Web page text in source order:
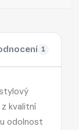
1
kvalitní
odolnost